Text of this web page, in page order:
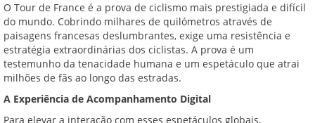
O Tour de France é a prova de ciclismo mais prestigiada e difícil
do mundo. Cobrindo milhares de quilómetros através de
paisagens francesas deslumbrantes, exige uma resistência e
estratégia extraordinárias dos ciclistas. A prova é um
testemunho da tenacidade humana e um espetáculo que atrai
milhões de fãs ao longo das estradas.
A Experiência de Acompanhamento Digital
Para elevar a interação com esses espetáculos globais,